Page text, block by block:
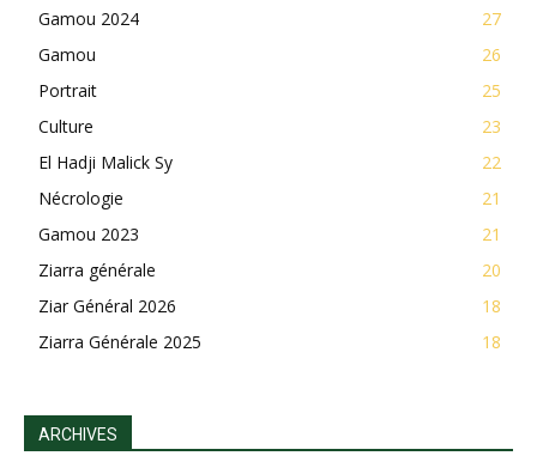
Gamou 2024
27
Gamou
26
Portrait
25
Culture
23
El Hadji Malick Sy
22
Nécrologie
21
Gamou 2023
21
Ziarra générale
20
Ziar Général 2026
18
Ziarra Générale 2025
18
ARCHIVES